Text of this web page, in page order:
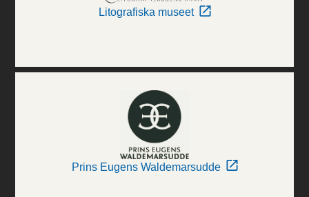
Litografiska museet
Prins Eugens Waldemarsudde